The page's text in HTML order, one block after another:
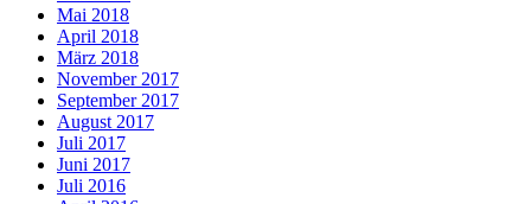
Mai 2018
April 2018
März 2018
November 2017
September 2017
August 2017
Juli 2017
Juni 2017
Juli 2016